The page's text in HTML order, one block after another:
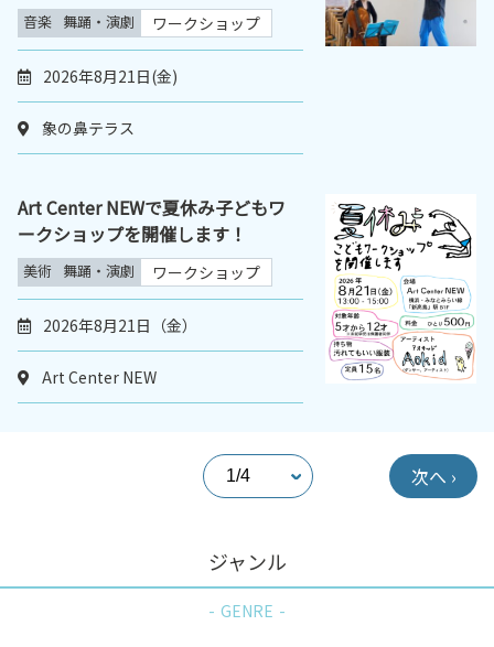
音楽 舞踊・演劇 ワークショップ
2026年8月21日(金)
象の鼻テラス
Art Center NEWで夏休み子どもワ
ークショップを開催します！
美術 舞踊・演劇 ワークショップ
2026年8月21日（金）
Art Center NEW
次へ ›
ジャンル
GENRE